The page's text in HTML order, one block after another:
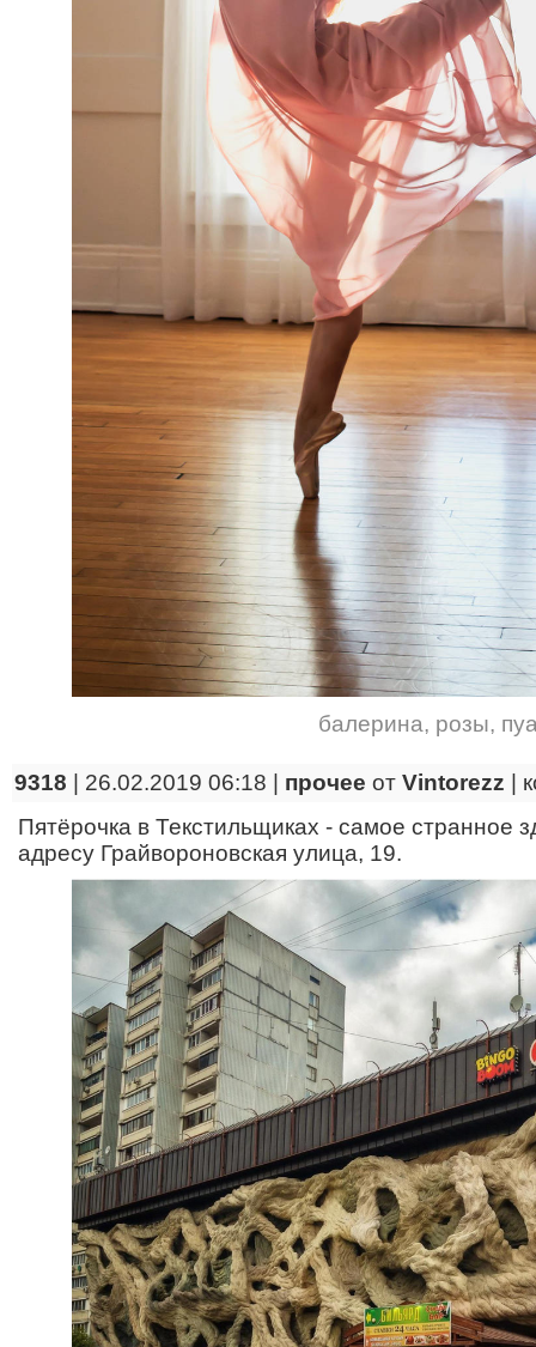
балерина, розы,
9318 | 26.02.2019 06:18 | прочее от Vintorezz
Пятёрочка в Текстильщиках - самое странное
адресу Грайвороновская улица, 19.